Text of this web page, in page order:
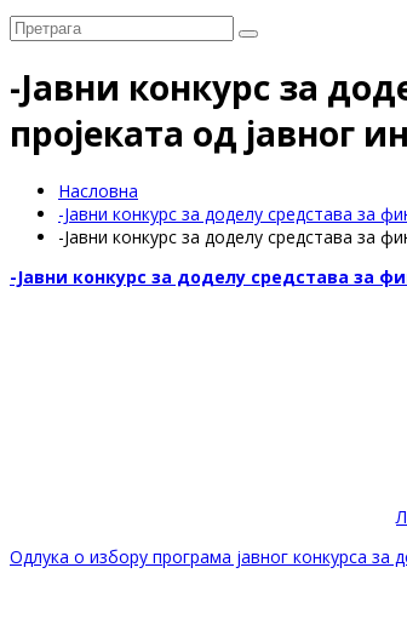
-Јавни конкурс за
пројеката од јавног
Насловна
-Јавни конкурс за доделу средстава за
-Јавни конкурс за доделу средстава за
-Јавни конкурс за доделу средстава за
Одлука о избору програма јавног конкурса